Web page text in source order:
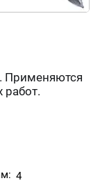
Применяются
работ.
4